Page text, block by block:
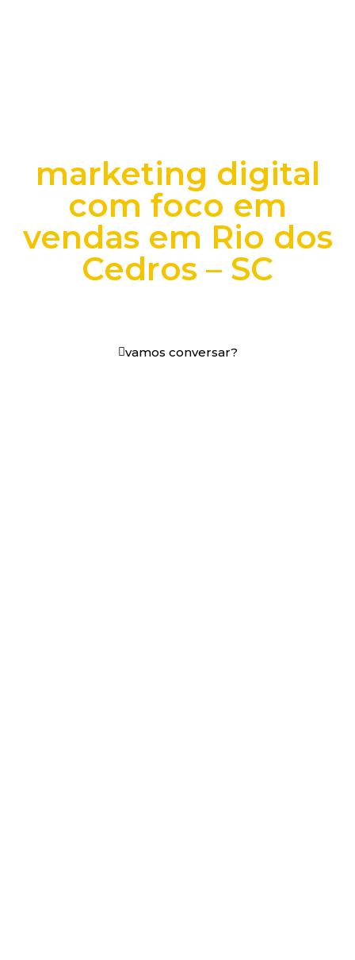
marketing digital
com foco em
vendas em Rio dos
Cedros – SC
vamos conversar?